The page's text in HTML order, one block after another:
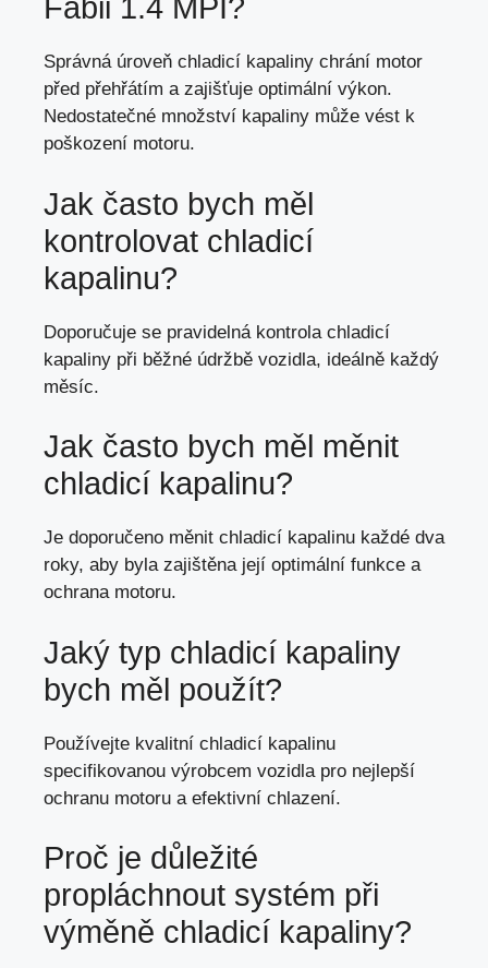
Fabii 1.4 MPI?
Správná úroveň chladicí kapaliny chrání motor
před přehřátím a zajišťuje optimální výkon.
Nedostatečné množství kapaliny může vést k
poškození motoru.
Jak často bych měl
kontrolovat chladicí
kapalinu?
Doporučuje se pravidelná kontrola chladicí
kapaliny při běžné údržbě vozidla, ideálně každý
měsíc.
Jak často bych měl měnit
chladicí kapalinu?
Je doporučeno měnit chladicí kapalinu každé dva
roky, aby byla zajištěna její optimální funkce a
ochrana motoru.
Jaký typ chladicí kapaliny
bych měl použít?
Používejte kvalitní chladicí kapalinu
specifikovanou výrobcem vozidla pro nejlepší
ochranu motoru a efektivní chlazení.
Proč je důležité
propláchnout systém při
výměně chladicí kapaliny?